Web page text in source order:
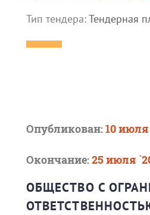
Тип тендера:Тендерная
Опубликован:10 июля
Окончание:25 июля
ОБЩЕСТВО С